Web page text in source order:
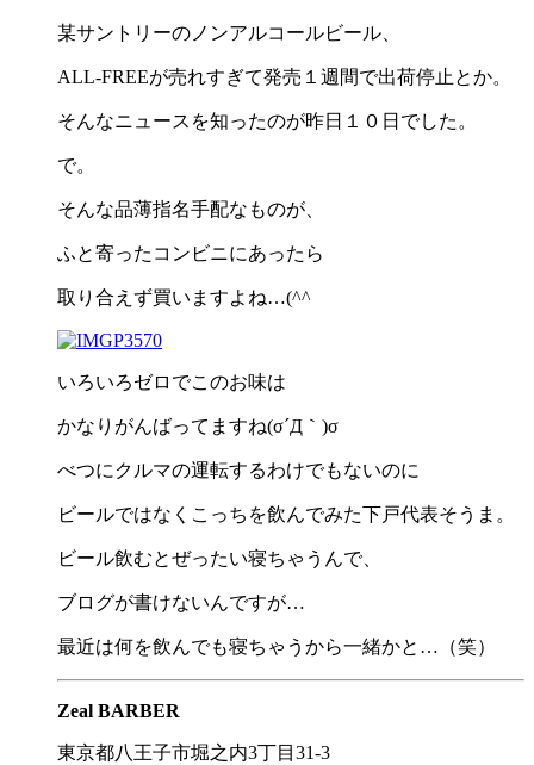
某サントリーのノンアルコールビール、
ALL-FREEが売れすぎて発売１週間で出荷停止とか。
そんなニュースを知ったのが昨日１０日でした。
で。
そんな品薄指名手配なものが、
ふと寄ったコンビニにあったら
取り合えず買いますよね…(^^ゞ
いろいろゼロでこのお味は
かなりがんばってますね(σ´Д｀)σ
べつにクルマの運転するわけでもないのに
ビールではなくこっちを飲んでみた下戸代表そうま。
ビール飲むとぜったい寝ちゃうんで、
ブログが書けないんですが…
最近は何を飲んでも寝ちゃうから一緒かと…（笑）
Zeal BARBER
東京都八王子市堀之内3丁目31-3